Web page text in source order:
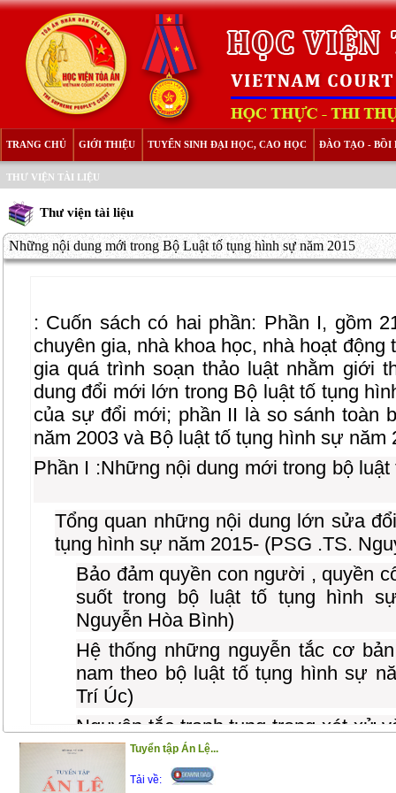
TRANG CHỦ GIỚI THIỆU TUYỂN SINH ĐẠI HỌC, CAO HỌC ĐÀO TẠO - BỒI
THƯ VIỆN TÀI LIỆU
Thư viện tài liệu
Những nội dung mới trong Bộ Luật tố tụng hình sự năm 2015
: Cuốn sách có hai phần: Phần I, gồm
chuyên gia, nhà khoa học, nhà hoạt
gia quá trình soạn thảo luật nhằm giới
dung đổi mới lớn trong Bộ luật tố tụng
của sự đổi mới; phần II là so sánh toàn
năm 2003 và Bộ luật tố tụng hình sự năm
Phần I :Những nội dung mới trong bộ
Tổng quan những nội dung lớn sửa
tụng hình sự năm 2015- (PSG .TS.
Bảo đảm quyền con người , quyền
suốt trong bộ luật tố tụng hình
Nguyễn Hòa Bình)
Hệ thống những nguyễn tắc cơ
nam theo bộ luật tố tụng hình sự
Trí Úc)
Nguyên tắc tranh tụng trong xét xử
luật tố tụng hình sự năm 2015 - (TS.
Cơ quan có thẩm quyền tiến
Tuyển tập Án Lệ...
Tải về: